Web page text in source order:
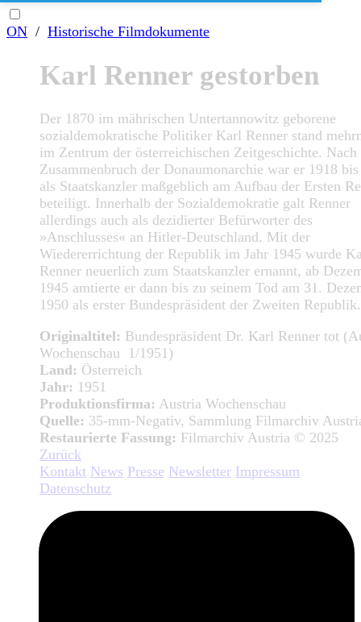
ON / Historische Filmdokumente
Karl Renner gestorben
Der 1870 im mährischen Untertannowitz geborene
sozialdemokratische Politiker Karl Renner stand
im Zentrum der österreichischen Zeitgeschichte. Nach
Zusammenbruch der Donaumonarchie war er 1918
als Staatskanzler maßgeblich am Aufbau der Ersten
beteiligt. Innerhalb der Sozialdemokratie galt Renner
allerdings auch als dezidierter Befürworter des
»Anschlusses« an Hitler-Deutschland. Mit der
Wiedererrichtung der Republik im Jahr 1945 wurde
Renner neuerlich zum Staatskanzler ernannt, ab
1945 amtierte er dann bis zu seinem Tod am 31.
1950 als erster Bundespräsident der Zweiten Republik.
Originaltitel: Bundespräsident Dr. Karl Renner tot
Wochenschau 1/1951)
Land: Österreich
Jahr: 1951
Produktionsfirma: Austria Wochenschau
Quelle: 35-mm-Negativ, Sammlung Filmarchiv
Restaurierte Fassung: Filmarchiv Austria © 2025
Zurück
Kontakt News Presse Newsletter Impressum
Datenschutz